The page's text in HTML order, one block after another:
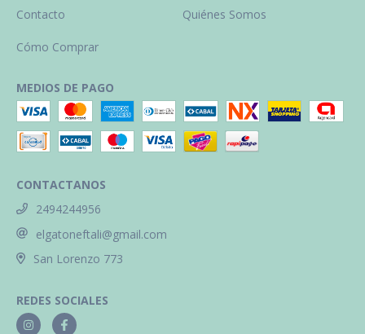
Contacto Quiénes Somos
Cómo Comprar
MEDIOS DE PAGO
CONTACTANOS
2494244956
elgatoneftali@gmail.com
San Lorenzo 773
REDES SOCIALES